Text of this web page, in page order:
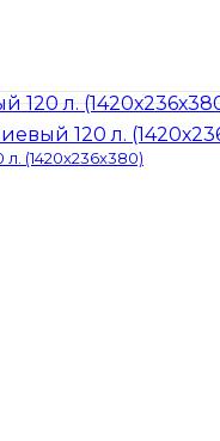
(1420х236х380)